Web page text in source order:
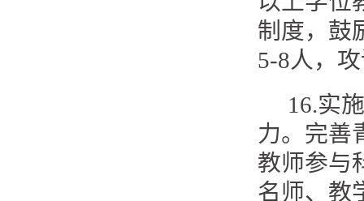
制度，鼓
5-8人，
16.实
力。完善
教师参与
名师、教